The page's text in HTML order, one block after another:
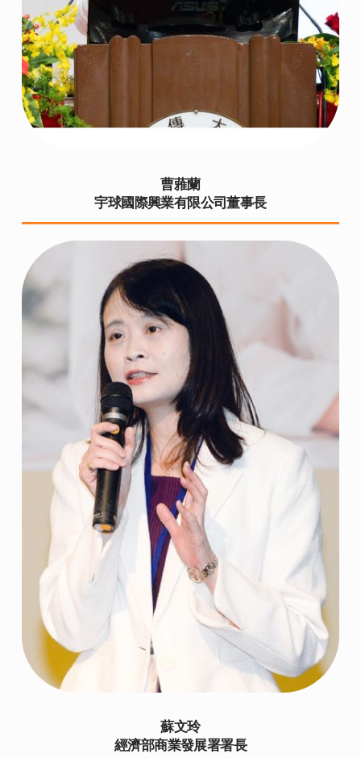
曹蕥蘭
宇球國際興業有限公司董事長
蘇文玲
經濟部商業發展署署長